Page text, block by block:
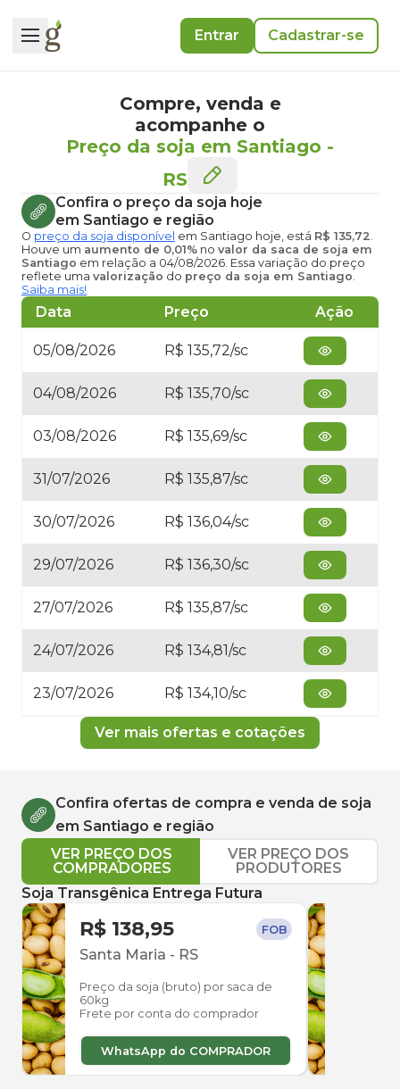
Entrar Cadastrar-se
Compre, venda e
acompanhe o
Preço da soja em Santiago -
RS
Confira o preço da soja hoje
em Santiago e região
O preço da soja disponível em Santiago hoje, está R$ 135,72.
Houve um aumento de 0,01% no valor da saca de soja em
Santiago em relação a 04/08/2026. Essa variação do preço
reflete uma valorização do preço da soja em Santiago.
Saiba mais!
Data Preço Ação
05/08/2026 R$ 135,72/sc
04/08/2026 R$ 135,70/sc
03/08/2026 R$ 135,69/sc
31/07/2026 R$ 135,87/sc
30/07/2026 R$ 136,04/sc
29/07/2026 R$ 136,30/sc
27/07/2026 R$ 135,87/sc
24/07/2026 R$ 134,81/sc
23/07/2026 R$ 134,10/sc
Ver mais ofertas e cotações
Confira ofertas de compra e venda de soja
em Santiago e região
VER PREÇO DOS
COMPRADORES
VER PREÇO DOS
PRODUTORES
Soja Transgênica Entrega Futura
R$ 138,95 FOB
Santa Maria - RS
Preço da soja (bruto) por saca de
60kg
Frete por conta do comprador
WhatsApp do COMPRADOR